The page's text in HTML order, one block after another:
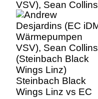
VSV), Sean Collins
(Steinbach Black
Wings Linz)
Steinbach Black
Wings Linz vs EC
IDM Wärmepumpen
VSV, 2. Runde ICE
Eishockey Liga,
Linz AG Eisarena